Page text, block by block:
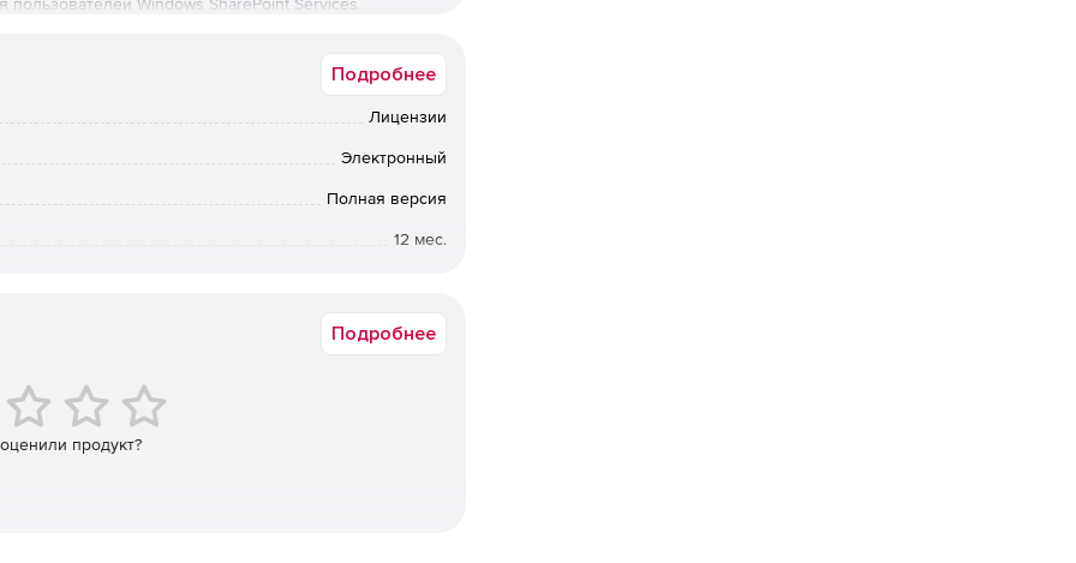
списка любого типа и для всех сайтов SharePoint) и
с полями любого типа.
частей общей строки.
списке.
Подробнее
Лицензии
Электронный
Полная версия
12 мес.
Подробнее
продукт?